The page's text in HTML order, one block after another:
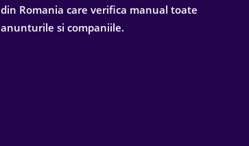
din Romania care verifica manual toate
anunturile si companiile.